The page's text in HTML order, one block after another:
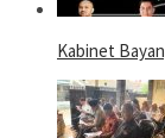
Kabinet